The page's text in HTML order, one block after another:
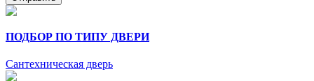
ПОДБОР ПО ТИПУ ДВЕРИ
Сантехническая дверь